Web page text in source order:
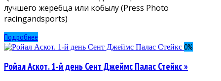
лучшего жеребца или кобылу (Press Photo
racingandsports)
Подробнее
0%
Ройал Аскот. 1-й день Сент Джеймс Палас Стейкс »